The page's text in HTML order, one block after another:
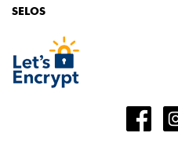
SELOS